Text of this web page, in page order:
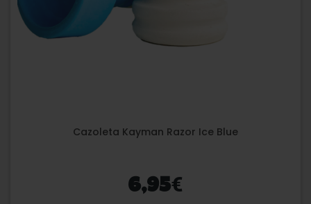
Cazoleta Kayman Razor Ice Blue
6,95€